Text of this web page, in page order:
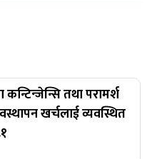
कन्टिन्जेन्सि तथा परामर्श
खर्चलाई व्यवस्थित